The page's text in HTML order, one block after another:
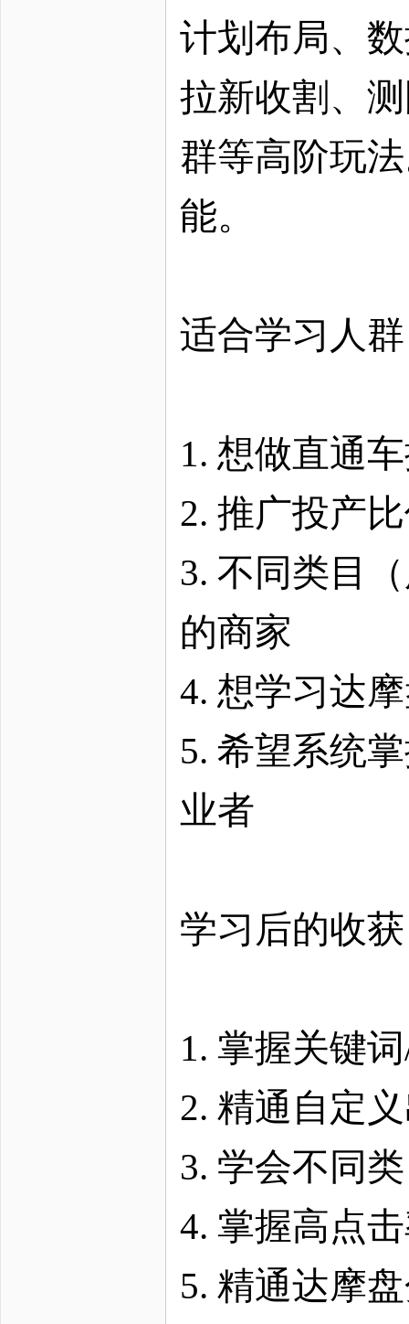
计划布局、
拉新收割、
群等高阶玩
能。
适合学习人群
1. 想做直通
2. 推广投产
3. 不同类目
的商家
4. 想学习达
5. 希望系统
业者
学习后的收获
1. 掌握关键
2. 精通自定
3. 学会不同
4. 掌握高点
5. 精通达摩